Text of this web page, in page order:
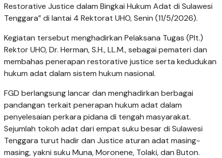
Restorative Justice dalam Bingkai Hukum Adat di Sulawesi
Tenggara” di lantai 4 Rektorat UHO, Senin (11/5/2026).
Kegiatan tersebut menghadirkan Pelaksana Tugas (Plt.)
Rektor UHO, Dr. Herman, S.H., LL.M., sebagai pemateri dan
membahas penerapan restorative justice serta kedudukan
hukum adat dalam sistem hukum nasional.
FGD berlangsung lancar dan menghadirkan berbagai
pandangan terkait penerapan hukum adat dalam
penyelesaian perkara pidana di tengah masyarakat.
Sejumlah tokoh adat dari empat suku besar di Sulawesi
Tenggara turut hadir dan Justice aturan adat masing-
masing, yakni suku Muna, Moronene, Tolaki, dan Buton.